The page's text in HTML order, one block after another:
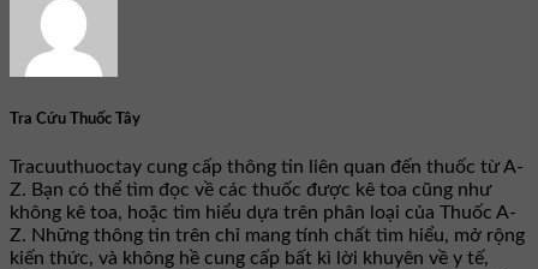
Tra Cứu Thuốc Tây
Tracuuthuoctay cung cấp thông tin liên quan đến thuốc từ A-
Z. Bạn có thể tìm đọc về các thuốc được kê toa cũng như
không kê toa, hoặc tìm hiểu dựa trên phân loại của Thuốc A-
Z. Những thông tin trên chỉ mang tính chất tìm hiểu, mở rộng
kiến thức, và không hề cung cấp bất kì lời khuyên về y tế,